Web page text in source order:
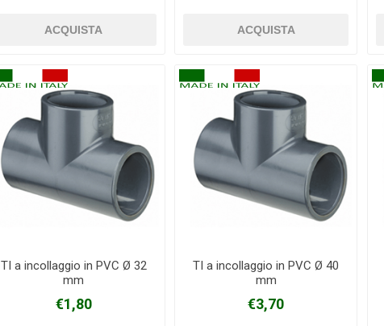
TI a incollaggio in PVC Ø 32
mm
€1,80
TI a incollaggio in PVC Ø 40
mm
€3,70